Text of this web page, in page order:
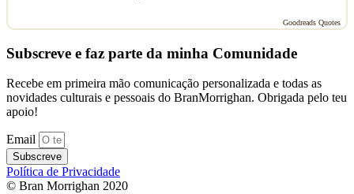
Goodreads Quotes
Subscreve e faz parte da minha Comunidade
Recebe em primeira mão comunicação personalizada e todas as
novidades culturais e pessoais do BranMorrighan. Obrigada pelo teu
apoio!
Email
Subscreve
Política de Privacidade
© Bran Morrighan 2020